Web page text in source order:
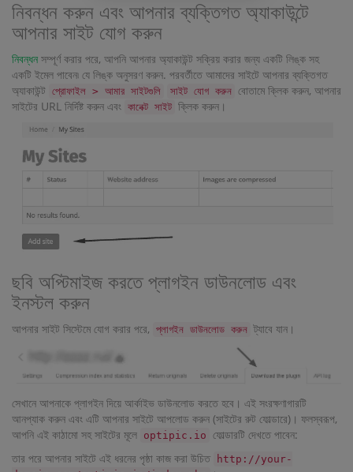
নিবন্ধন করুন এবং আপনার ব্যক্তিগত অ্যাকাউন্টে
আপনার সাইট যোগ করুন
নিবন্ধন সম্পূর্ণ করার পরে, আপনি আপনার অ্যাকাউন্ট সক্রিয় করার জন্য একটি লিঙ্ক সহ
একটি ইমেল পাবেন৷ যে লিঙ্ক অনুসরণ করুন. পরবর্তীতে আমাদের সাইটে আপনার ব্যক্তিগত
অ্যাকাউন্ট প্রোফাইল > আমার সাইটগুলি সাইট যোগ করুন বোতামে ক্লিক করুন, আপনার
সাইটের URL নির্দিষ্ট করুন এবং কানেক্ট সাইট ক্লিক করুন।
ছবি অপ্টিমাইজ করতে প্লাগইন ডাউনলোড এবং
ইনস্টল করুন
আপনার সাইট সিস্টেমে যোগ করার পরে, প্লাগইন ডাউনলোড করুন ট্যাবে যান।
সেখানে আপনাকে প্লাগইন দিয়ে আর্কাইভ ডাউনলোড করতে হবে। এই সংরক্ষণাগারটি
আনপ্যাক করুন এবং এটি আপনার সাইটে আপলোড করুন (সাইটের রুট ফোল্ডারে)। ফলস্বরূপ,
আপনি এই কাঠামো সহ সাইটের মূলে optipic.io ফোল্ডারটি দেখতে পাবেন:
তার পরে আপনার সাইটে এই ধরনের পৃষ্ঠা কাজ করা উচিত
http://your-